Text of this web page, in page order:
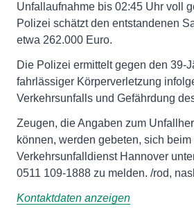
Unfallaufnahme bis 02:45 Uhr voll
Polizei schätzt den entstandenen
etwa 262.000 Euro.
Die Polizei ermittelt gegen den 39-
fahrlässiger Körperverletzung
Verkehrsunfalls und Gefährdung
Zeugen, die Angaben zum
können, werden gebeten, sich beim
Verkehrsunfalldienst Hannover
0511 109-1888 zu melden. /rod,
Kontaktdaten anzeigen